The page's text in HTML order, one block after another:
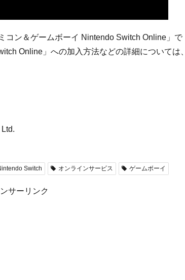
コン＆ゲームボーイ Nintendo Switch Online」で
Online」への加入方法などの詳細については、
Switch オンラインサービス ゲームボーイ
サーリンク